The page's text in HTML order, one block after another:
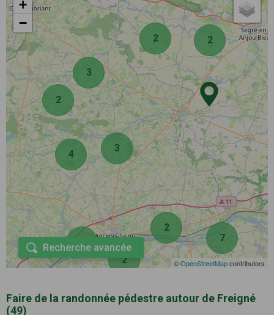
2
2
7
2
2
2
2
3
4
3
+
−
©OpenStreetMapcontributors
Recherche avancée
Faire de la randonnée pédestre autour de Freigné
(49)